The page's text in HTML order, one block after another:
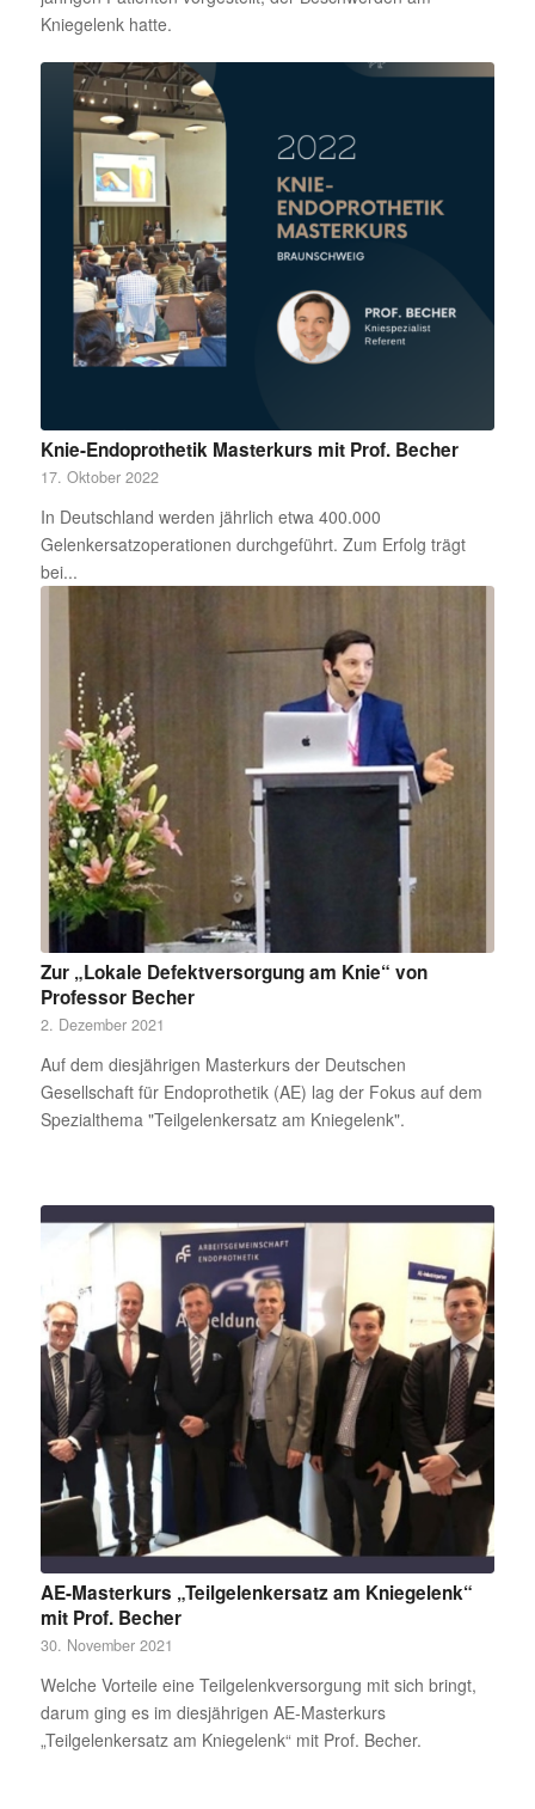
Kniegelenk hatte.
Knie-Endoprothetik Masterkurs mit Prof. Becher
17. Oktober 2022
In Deutschland werden jährlich etwa 400.000
Gelenkersatzoperationen durchgeführt. Zum Erfolg trägt
bei...
Zur „Lokale Defektversorgung am Knie“ von
Professor Becher
2. Dezember 2021
Auf dem diesjährigen Masterkurs der Deutschen
Gesellschaft für Endoprothetik (AE) lag der Fokus auf dem
Spezialthema "Teilgelenkersatz am Kniegelenk".
AE-Masterkurs „Teilgelenkersatz am Kniegelenk“
mit Prof. Becher
30. November 2021
Welche Vorteile eine Teilgelenkversorgung mit sich bringt,
darum ging es im diesjährigen AE-Masterkurs
„Teilgelenkersatz am Kniegelenk“ mit Prof. Becher.